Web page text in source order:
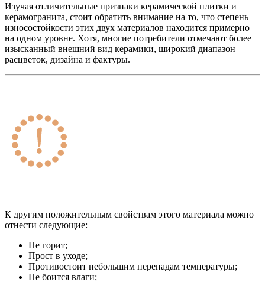
Изучая отличительные признаки керамической плитки и
керамогранита, стоит обратить внимание на то, что степень
износостойкости этих двух материалов находится примерно
на одном уровне. Хотя, многие потребители отмечают более
изысканный внешний вид керамики, широкий диапазон
расцветок, дизайна и фактуры.
К другим положительным свойствам этого материала можно
отнести следующие:
Не горит;
Прост в уходе;
Противостоит небольшим перепадам температуры;
Не боится влаги;